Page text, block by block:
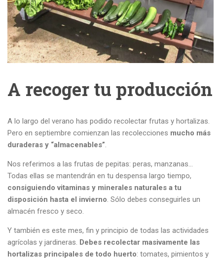
A recoger tu producción
A lo largo del verano has podido recolectar frutas y hortalizas.
Pero en septiembre comienzan las recolecciones mucho más
duraderas y “almacenables”
Nos referimos a las frutas de pepitas: peras, manzanas…
Todas ellas se mantendrán en tu despensa largo tiempo,
consiguiendo vitaminas y minerales naturales a tu
disposición hasta el invierno . Sólo debes conseguirles un
almacén fresco y seco.
Y también es este mes, fin y principio de todas las actividades
agrícolas y jardineras. Debes recolectar masivamente las
hortalizas principales de todo huerto: tomates, pimientos y